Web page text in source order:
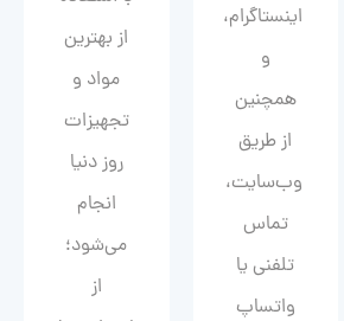
اینستاگرام،
و
همچنین
از طریق
وب‌سایت،
تماس
تلفنی یا
واتساپ
از بهترین
مواد و
تجهیزات
روز دنیا
انجام
می‌شود؛
از